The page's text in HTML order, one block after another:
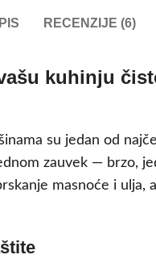
RECENZIJE (6)
kuhinju
su jedan od
zauvek — brzo,
masnoće i